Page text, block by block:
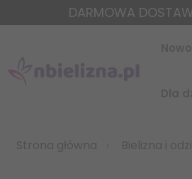
DARMOWA
Strona główna Bielizna i